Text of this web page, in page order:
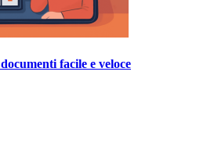
facile e veloce